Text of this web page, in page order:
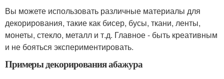
Вы можете использовать различные материалы для
декорирования, такие как бисер, бусы, ткани, ленты,
монеты, стекло, металл и т.д. Главное - быть креативным
и не бояться экспериментировать.
Примеры декорирования абажура